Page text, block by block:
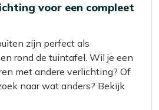
voor een compleet
zijn perfect als
rond de tuintafel. Wil je een
met andere verlichting? Of
naar wat anders? Bekijk